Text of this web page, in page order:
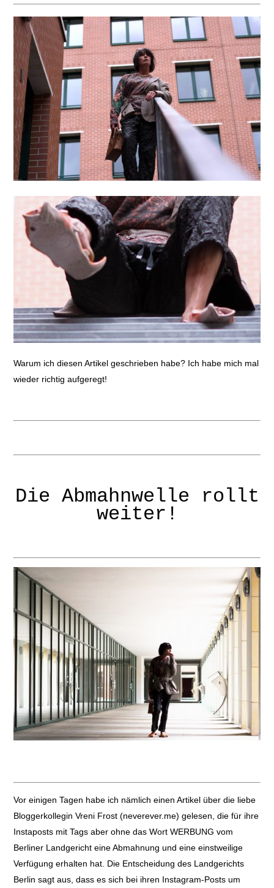
Warum ich diesen Artikel geschrieben habe? Ich habe mich mal
wieder richtig aufgeregt!
Die Abmahnwelle rollt
weiter!
Vor einigen Tagen habe ich nämlich einen Artikel über die liebe
Bloggerkollegin Vreni Frost (neverever.me) gelesen, die für ihre
Instaposts mit Tags aber ohne das Wort WERBUNG vom
Berliner Landgericht eine Abmahnung und eine einstweilige
Verfügung erhalten hat. Die Entscheidung des Landgerichts
Berlin sagt aus, dass es sich bei ihren Instagram-Posts um